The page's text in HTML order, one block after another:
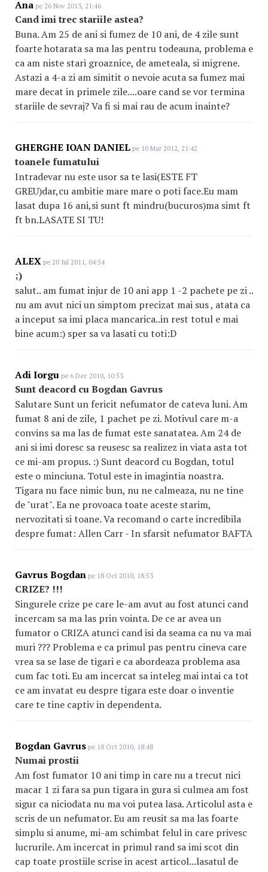
Ana pe 26 Nov 2013, 21:46
Cand imi trec stariile astea?
Buna. Am 25 de ani si fumez de 10 ani, de 4 zile sunt
foarte hotarata sa ma las pentru todeauna, problema e
ca am niste stari groaznice, de ameteala, si migrene.
Astazi a 4-a zi am simitit o nevoie acuta sa fumez mai
mare decat in primele zile....oare cand se vor termina
stariile de sevraj? Va fi si mai rau de acum inainte?
GHERGHE IOAN DANIEL pe 10 Mar 2012, 21:42
toanele fumatului
Intradevar nu este usor sa te lasi(ESTE FT
GREU)dar,cu ambitie mare mare o poti face.Eu mam
lasat dupa 16 ani,si sunt ft mindru(bucuros)ma simt ft
ft bn.LASATE SI TU!
ALEX pe 20 Iul 2011, 04:54
;)
salut.. am fumat injur de 10 ani app 1 -2 pachete pe zi ..
nu am avut nici un simptom precizat mai sus , atata ca
a inceput sa imi placa mancarica..in rest totul e mai
bine acum:) sper sa va lasati cu toti:D
Adi Iorgu pe 6 Dec 2010, 10:53
Sunt deacord cu Bogdan Gavrus
Salutare Sunt un fericit nefumator de cateva luni. Am
fumat 8 ani de zile, 1 pachet pe zi. Motivul care m-a
convins sa ma las de fumat este sanatatea. Am 24 de
ani si imi doresc sa reusesc sa realizez in viata asta tot
ce mi-am propus. :) Sunt deacord cu Bogdan, totul
este o minciuna. Totul este in imagintia noastra.
Tigara nu face nimic bun, nu ne calmeaza, nu ne tine
de "urat". Ea ne provoaca toate aceste starim,
nervozitati si toane. Va recomand o carte incredibila
despre fumat: Allen Carr - In sfarsit nefumator BAFTA
Gavrus Bogdan pe 18 Oct 2010, 18:53
CRIZE? !!!
Singurele crize pe care le-am avut au fost atunci cand
incercam sa ma las prin vointa. De ce ar avea un
fumator o CRIZA atunci cand isi da seama ca nu va mai
muri ??? Problema e ca primul pas pentru cineva care
vrea sa se lase de tigari e ca abordeaza problema asa
cum fac toti. Eu am incercat sa inteleg mai intai ca tot
ce am invatat eu despre tigara este doar o inventie
care te tine captiv in dependenta.
Bogdan Gavrus pe 18 Oct 2010, 18:48
Numai prostii
Am fost fumator 10 ani timp in care nu a trecut nici
macar 1 zi fara sa pun tigara in gura si culmea am fost
sigur ca niciodata nu ma voi putea lasa. Articolul asta e
scris de un nefumator. Eu am reusit sa ma las foarte
simplu si anume, mi-am schimbat felul in care privesc
lucrurile. Am incercat in primul rand sa imi scot din
cap toate prostiile scrise in acest articol...lasatul de